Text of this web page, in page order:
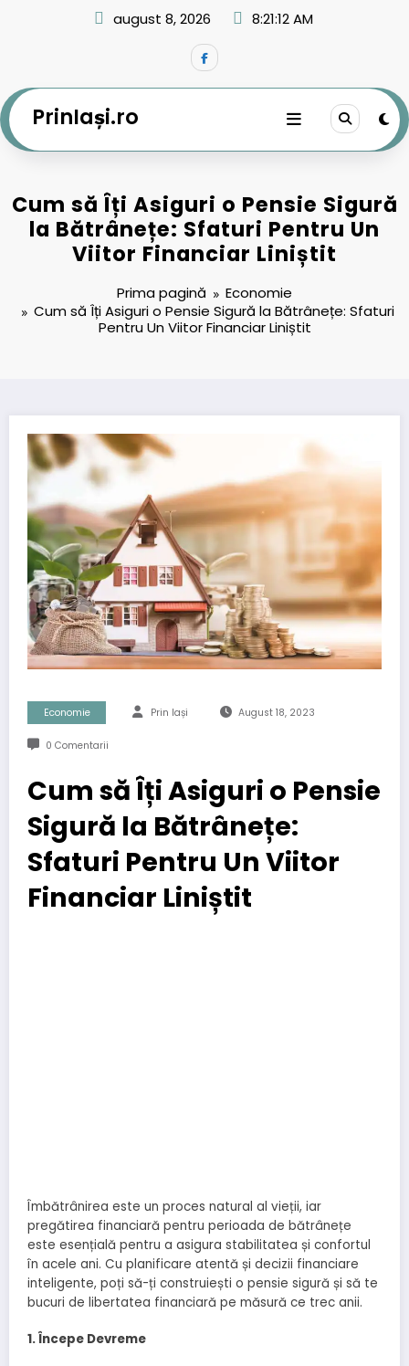
august 8, 2026 8:21:13 AM
PrinIași.ro
Cum să Îți Asiguri o Pensie Sigură
la Bătrânețe: Sfaturi Pentru Un
Viitor Financiar Liniștit
Prima pagină
Economie
Cum să Îți Asiguri o Pensie Sigură la Bătrânețe: Sfaturi
Pentru Un Viitor Financiar Liniștit
Economie Prin Iași August 18, 2023
0 Comentarii
Cum să Îți Asiguri o Pensie
Sigură la Bătrânețe:
Sfaturi Pentru Un Viitor
Financiar Liniștit
Îmbătrânirea este un proces natural al vieții, iar
pregătirea financiară pentru perioada de bătrânețe
este esențială pentru a asigura stabilitatea și confortul
în acele ani. Cu planificare atentă și decizii financiare
inteligente, poți să-ți construiești o pensie sigură și să te
bucuri de libertatea financiară pe măsură ce trec anii.
1. Începe Devreme